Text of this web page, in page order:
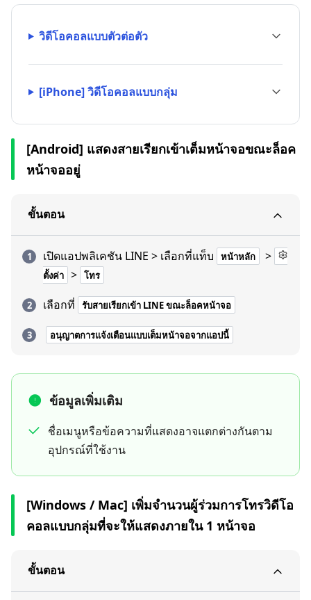
วิดีโอคอลแบบตัวต่อตัว
[iPhone] วิดีโอคอลแบบกลุ่ม
[Android] แสดงสายเรียกเข้าเต็มหน้าจอขณะล็อค
หน้าจออยู่
ขั้นตอน
เปิดแอปพลิเคชัน LINE > เลือกที่แท็บ หน้าหลัก >
ตั้งค่า > โทร
เลือกที่ รับสายเรียกเข้า LINE ขณะล็อคหน้าจอ
อนุญาตการแจ้งเตือนแบบเต็มหน้าจอจากแอปนี้
ข้อมูลเพิ่มเติม
ชื่อเมนูหรือข้อความที่แสดงอาจแตกต่างกันตาม
อุปกรณ์ที่ใช้งาน
[Windows / Mac] เพิ่มจำนวนผู้ร่วมการโทรวิดีโอ
คอลแบบกลุ่มที่จะให้แสดงภายใน 1 หน้าจอ
ขั้นตอน